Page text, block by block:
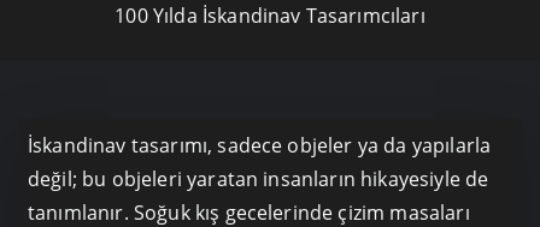
100 Yılda İskandinav Tasarımcıları
İskandinav tasarımı, sadece objeler ya da yapılarla
değil; bu objeleri yaratan insanların hikayesiyle de
tanımlanır. Soğuk kış gecelerinde çizim masaları